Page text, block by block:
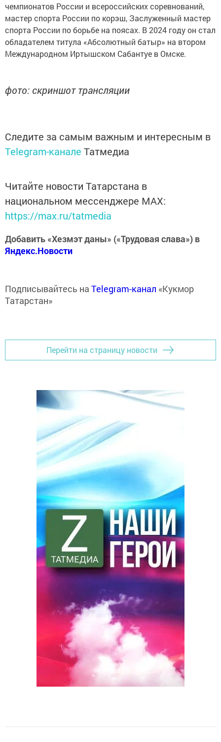
чемпионатов России и всероссийских соревнований,
мастер спорта России по корэш, Заслуженный мастер
спорта России по борьбе на поясах. В 2024 году он стал
обладателем титула «Абсолютный батыр» на втором
Международном Иртышском Сабантуе в Омске.
фото: скриншот трансляции
Следите за самым важным и интересным в
Telegram-канале Татмедиа
Читайте новости Татарстана в
национальном мессенджере MАХ:
https://max.ru/tatmedia
Добавить «Хезмэт даны» («Трудовая слава») в
Яндекс.Новости
Подписывайтесь на Telegram-канал «Кукмор
Татарстан»
Перейти на страницу новости